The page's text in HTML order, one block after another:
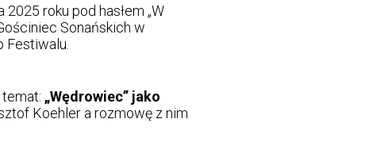
roku pod hasłem „W
Sonańskich w
„Wędrowiec” jako
Koehler a rozmowę z nim